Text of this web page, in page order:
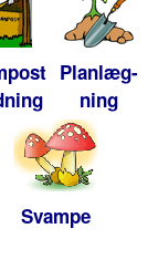
Planlæg-
ning
Svampe